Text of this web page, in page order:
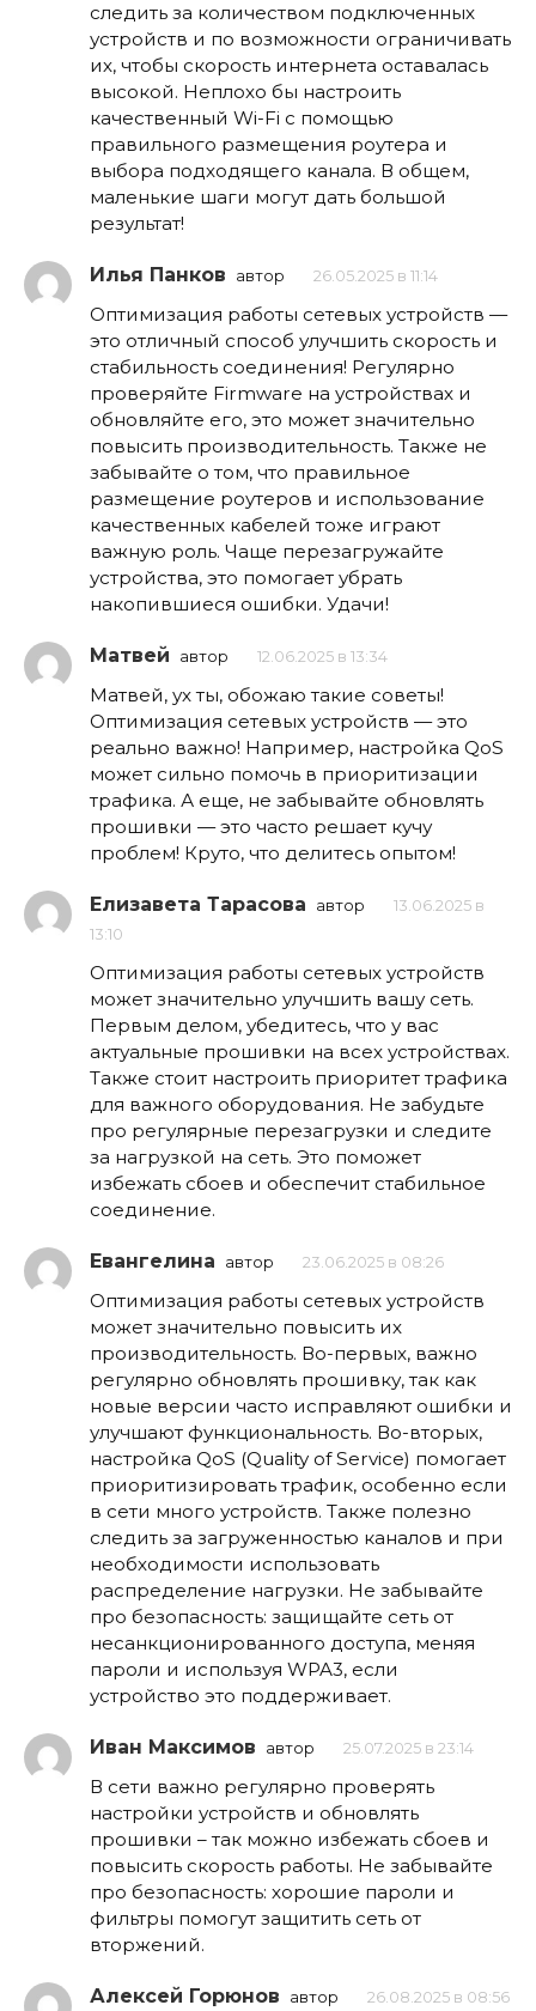
следить за количеством подключенных
устройств и по возможности ограничивать
их, чтобы скорость интернета оставалась
высокой. Неплохо бы настроить
качественный Wi-Fi с помощью
правильного размещения роутера и
выбора подходящего канала. В общем,
маленькие шаги могут дать большой
результат!
Илья Панков автор 26.05.2025 в 11:14
Оптимизация работы сетевых устройств —
это отличный способ улучшить скорость и
стабильность соединения! Регулярно
проверяйте Firmware на устройствах и
обновляйте его, это может значительно
повысить производительность. Также не
забывайте о том, что правильное
размещение роутеров и использование
качественных кабелей тоже играют
важную роль. Чаще перезагружайте
устройства, это помогает убрать
накопившиеся ошибки. Удачи!
Матвей автор 12.06.2025 в 13:34
Матвей, ух ты, обожаю такие советы!
Оптимизация сетевых устройств — это
реально важно! Например, настройка QoS
может сильно помочь в приоритизации
трафика. А еще, не забывайте обновлять
прошивки — это часто решает кучу
проблем! Круто, что делитесь опытом!
Елизавета Тарасова автор
13.06.2025 в
13:10
Оптимизация работы сетевых устройств
может значительно улучшить вашу сеть.
Первым делом, убедитесь, что у вас
актуальные прошивки на всех устройствах.
Также стоит настроить приоритет трафика
для важного оборудования. Не забудьте
про регулярные перезагрузки и следите
за нагрузкой на сеть. Это поможет
избежать сбоев и обеспечит стабильное
соединение.
Евангелина автор 23.06.2025 в 08:26
Оптимизация работы сетевых устройств
может значительно повысить их
производительность. Во-первых, важно
регулярно обновлять прошивку, так как
новые версии часто исправляют ошибки и
улучшают функциональность. Во-вторых,
настройка QoS (Quality of Service) помогает
приоритизировать трафик, особенно если
в сети много устройств. Также полезно
следить за загруженностью каналов и при
необходимости использовать
распределение нагрузки. Не забывайте
про безопасность: защищайте сеть от
несанкционированного доступа, меняя
пароли и используя WPA3, если
устройство это поддерживает.
Иван Максимов автор 25.07.2025 в 23:14
В сети важно регулярно проверять
настройки устройств и обновлять
прошивки – так можно избежать сбоев и
повысить скорость работы. Не забывайте
про безопасность: хорошие пароли и
фильтры помогут защитить сеть от
вторжений.
Алексей Горюнов автор 26.08.2025 в 08:56